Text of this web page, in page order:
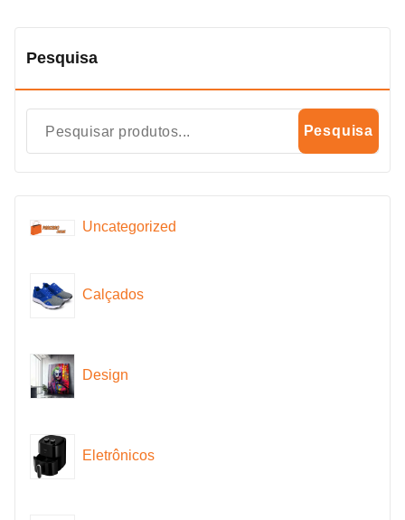
Pesquisa
Pesquisa
Uncategorized
Calçados
Design
Eletrônicos